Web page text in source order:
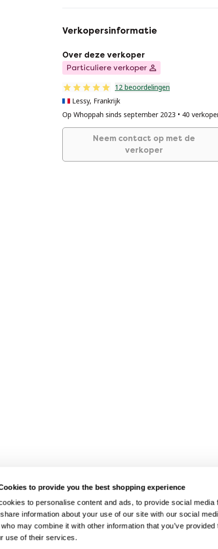
to provide you the best shopping experience
to personalise content and ads, to provide social
information about your use of our site with our social
may combine it with other information that you’ve
use of their services.
Verkopersinformatie
Over deze verkoper
Particuliere verkoper
12 beoordelingen
Lessy, Frankrijk
Op Whoppah sinds september 2023 • 40
Neem contact op met de
verkoper